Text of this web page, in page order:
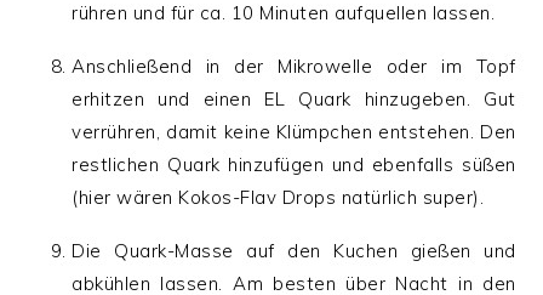
rühren und für ca. 10 Minuten aufquellen lassen.
Anschließend in der Mikrowelle oder im Topf
erhitzen und einen EL Quark hinzugeben. Gut
verrühren, damit keine Klümpchen entstehen. Den
restlichen Quark hinzufügen und ebenfalls süßen
(hier wären Kokos-Flav Drops natürlich super).
Die Quark-Masse auf den Kuchen gießen und
abkühlen lassen. Am besten über Nacht in den